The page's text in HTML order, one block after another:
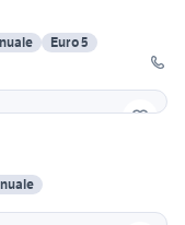
Euro 5